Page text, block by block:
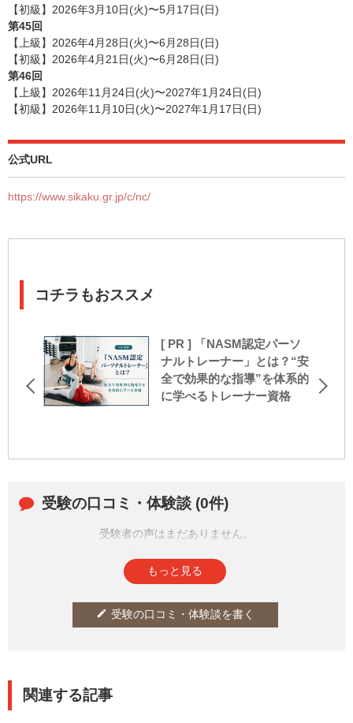
【初級】2026年3月10日(火)〜5月17日(日)
第45回
【上級】2026年4月28日(火)〜6月28日(日)
【初級】2026年4月21日(火)〜6月28日(日)
第46回
【上級】2026年11月24日(火)〜2027年1月24日(日)
【初級】2026年11月10日(火)〜2027年1月17日(日)
公式URL
https://www.sikaku.gr.jp/c/nc/
コチラもおススメ
[ PR ] 「NASM認定パーソ
ナルトレーナー」とは？“安
全で効果的な指導”を体系的
に学べるトレーナー資格
受験の口コミ・体験談 (0件)
受験者の声はまだありません。
もっと見る
edit 受験の口コミ・体験談を書く
関連する記事